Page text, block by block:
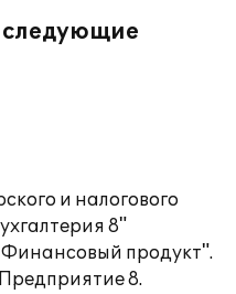
и налогового
8"
продукт".
8.